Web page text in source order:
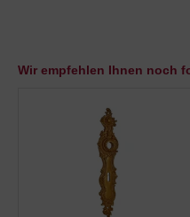
Wir empfehlen Ihnen noch